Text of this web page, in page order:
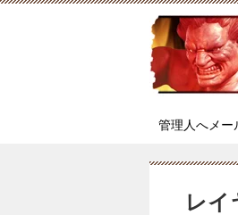
管理人へメー
レイ